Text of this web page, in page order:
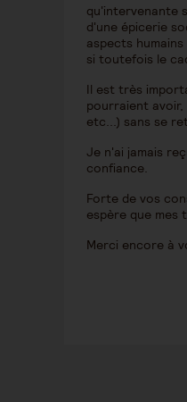
qu'intervenante
d'une épicerie
aspects
si toutefois le
Il est très
pourraient
etc...) sans se
Je n'ai jamais
confiance.
Forte de vos
espère que
Merci encore à